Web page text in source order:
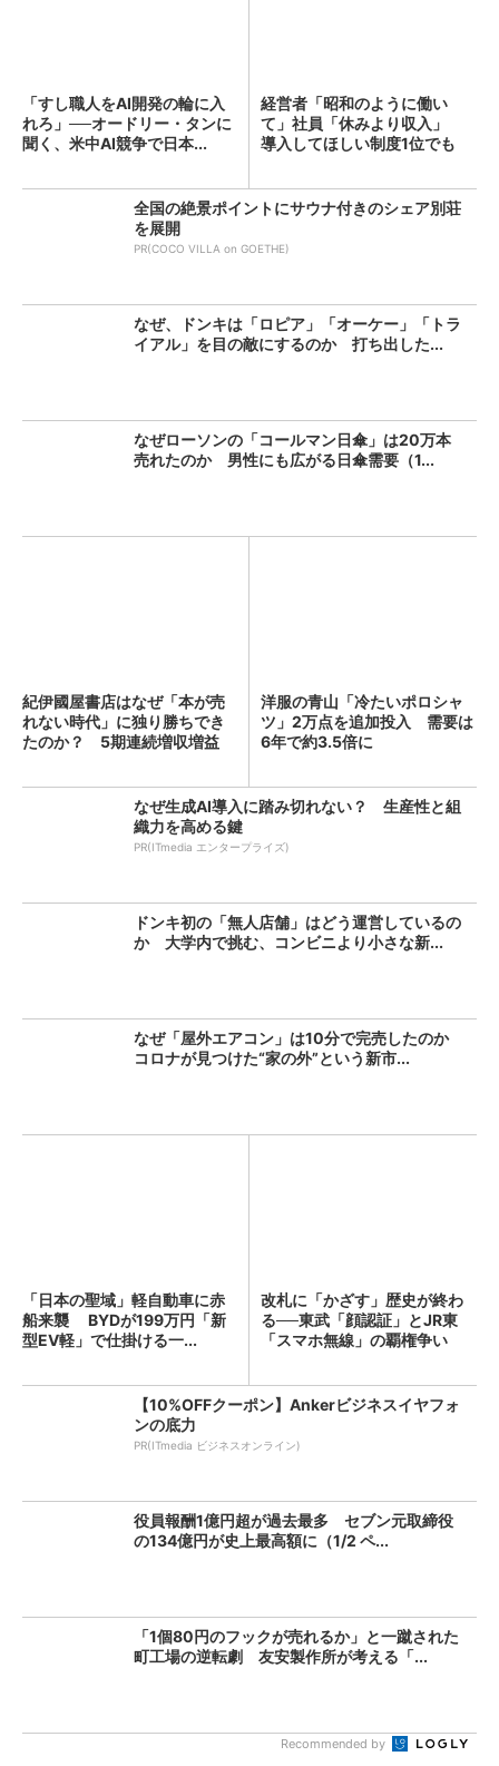
「すし職人をAI開発の輪に入
れろ」──オードリー・タンに
聞く、米中AI競争で日本...
経営者「昭和のように働い
て」社員「休みより収入」
導入してほしい制度1位でも
全国の絶景ポイントにサウナ付きのシェア別荘
を展開
PR(COCO VILLA on GOETHE)
なぜ、ドンキは「ロピア」「オーケー」「トラ
イアル」を目の敵にするのか 打ち出した...
なぜローソンの「コールマン日傘」は20万本
売れたのか 男性にも広がる日傘需要（1...
紀伊國屋書店はなぜ「本が売
れない時代」に独り勝ちでき
たのか？ 5期連続増収増益
洋服の青山「冷たいポロシャ
ツ」2万点を追加投入 需要は
6年で約3.5倍に
なぜ生成AI導入に踏み切れない？ 生産性と組
織力を高める鍵
PR(ITmedia エンタープライズ)
ドンキ初の「無人店舗」はどう運営しているの
か 大学内で挑む、コンビニより小さな新...
なぜ「屋外エアコン」は10分で完売したのか
コロナが見つけた“家の外”という新市...
「日本の聖域」軽自動車に赤
船来襲 BYDが199万円「新
型EV軽」で仕掛ける一...
改札に「かざす」歴史が終わ
る──東武「顔認証」とJR東
「スマホ無線」の覇権争い
【10%OFFクーポン】Ankerビジネスイヤフォ
ンの底力
PR(ITmedia ビジネスオンライン)
役員報酬1億円超が過去最多 セブン元取締役
の134億円が史上最高額に（1/2 ペ...
「1個80円のフックが売れるか」と一蹴された
町工場の逆転劇 友安製作所が考える「...
Recommended by